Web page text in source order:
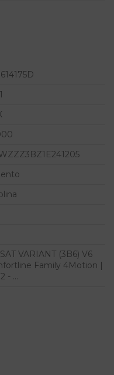
VARIANT (3B6) V6
Family 4Motion |
- ...